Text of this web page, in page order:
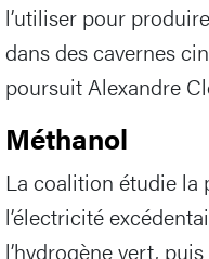
l’utiliser pour
dans des cavernes
poursuit Alexandre
Méthanol
La coalition étudie la
l’électricité
l’hydrogène vert,